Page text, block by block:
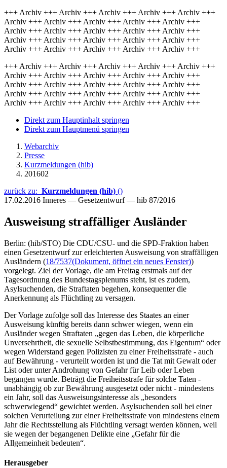
+++ Archiv +++ Archiv +++ Archiv +++ Archiv +++ Archiv +++
Archiv +++ Archiv +++ Archiv +++ Archiv +++ Archiv +++
Archiv +++ Archiv +++ Archiv +++ Archiv +++ Archiv +++
Archiv +++ Archiv +++ Archiv +++ Archiv +++ Archiv +++
Archiv +++ Archiv +++ Archiv +++ Archiv +++ Archiv +++
+++ Archiv +++ Archiv +++ Archiv +++ Archiv +++ Archiv +++
Archiv +++ Archiv +++ Archiv +++ Archiv +++ Archiv +++
Archiv +++ Archiv +++ Archiv +++ Archiv +++ Archiv +++
Archiv +++ Archiv +++ Archiv +++ Archiv +++ Archiv +++
Archiv +++ Archiv +++ Archiv +++ Archiv +++ Archiv +++
Direkt zum Hauptinhalt springen
Direkt zum Hauptmenü springen
Webarchiv
Presse
Kurzmeldungen (hib)
201602
zurück zu: Kurzmeldungen (hib) ()
17.02.2016 Inneres — Gesetzentwurf — hib 87/2016
Ausweisung straffälliger Ausländer
Berlin: (hib/STO) Die CDU/CSU- und die SPD-Fraktion haben
einen Gesetzentwurf zur erleichterten Ausweisung von straffälligen
Ausländern (18/7537(Dokument, öffnet ein neues Fenster))
vorgelegt. Ziel der Vorlage, die am Freitag erstmals auf der
Tagesordnung des Bundestagsplenums steht, ist es zudem,
Asylsuchenden, die Straftaten begehen, konsequenter die
Anerkennung als Flüchtling zu versagen.
Der Vorlage zufolge soll das Interesse des Staates an einer
Ausweisung künftig bereits dann schwer wiegen, wenn ein
Ausländer wegen Straftaten „gegen das Leben, die körperliche
Unversehrtheit, die sexuelle Selbstbestimmung, das Eigentum“ oder
wegen Widerstand gegen Polizisten zu einer Freiheitsstrafe - auch
auf Bewährung - verurteilt worden ist und die Tat mit Gewalt oder
List oder unter Androhung von Gefahr für Leib oder Leben
begangen wurde. Beträgt die Freiheitsstrafe für solche Taten -
unabhängig ob zur Bewährung ausgesetzt oder nicht - mindestens
ein Jahr, soll das Ausweisungsinteresse als „besonders
schwerwiegend“ gewichtet werden. Asylsuchenden soll bei einer
solchen Verurteilung zur einer Freiheitsstrafe von mindestens einem
Jahr die Rechtsstellung als Flüchtling versagt werden können, weil
sie wegen der begangenen Delikte eine „Gefahr für die
Allgemeinheit bedeuten“.
Herausgeber